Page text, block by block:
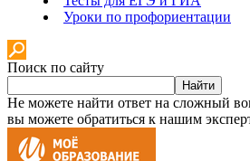
Уроки по профориентации
Поиск по сайту
Найти
Не можете найти ответ на сложный
вы можете обратиться к нашим